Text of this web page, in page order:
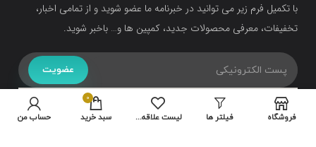
با تکمیل فرم زیر می توانید در خبرنامه ما عضو شوید و از تمامی اخبار،
تخفیفات، معرفی محصولات جدید، کمپین ها و… باخبر شوید.
عضویت
فروشگاه فیلتر ها لیست علاقه مندی ها
0
سبد خرید حساب من